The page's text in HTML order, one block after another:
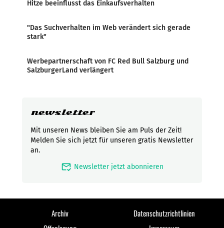
Hitze beeinflusst das Einkaufsverhalten
"Das Suchverhalten im Web verändert sich gerade
stark"
Werbepartnerschaft von FC Red Bull Salzburg und
SalzburgerLand verlängert
newsletter
Mit unseren News bleiben Sie am Puls der Zeit!
Melden Sie sich jetzt für unseren gratis Newsletter
an.
mark_email_read Newsletter jetzt abonnieren
Archiv
Datenschutzrichtlinien